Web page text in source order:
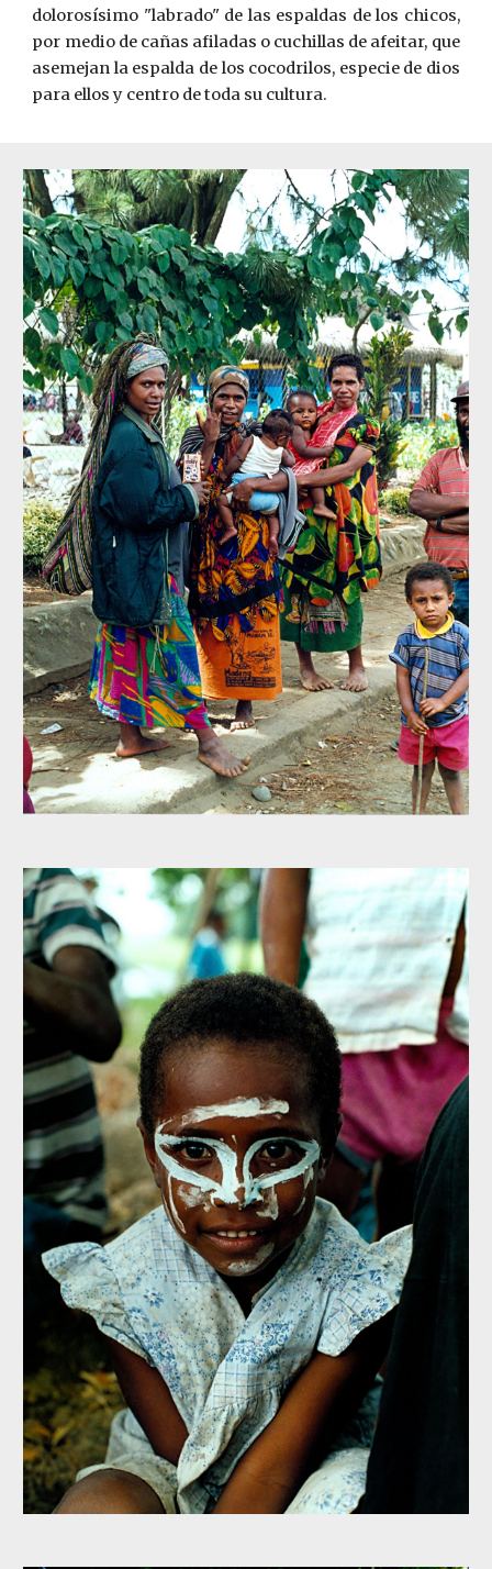
dolorosísimo "labrado" de las espaldas de los chicos,
por medio de cañas afiladas o cuchillas de afeitar, que
asemejan la espalda de los cocodrilos, especie de dios
para ellos y centro de toda su cultura.